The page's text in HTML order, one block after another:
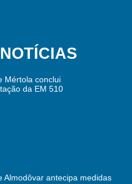
Mértola conclui
da EM 510
Almodôvar antecipa medidas